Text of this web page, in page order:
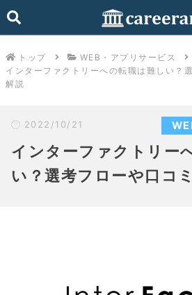
トップ
WEB・アプリサービス
インターファクトリーへの転職は難しい？
解説
2022/10/21
インターファクトリー
い？選考フローや口コ